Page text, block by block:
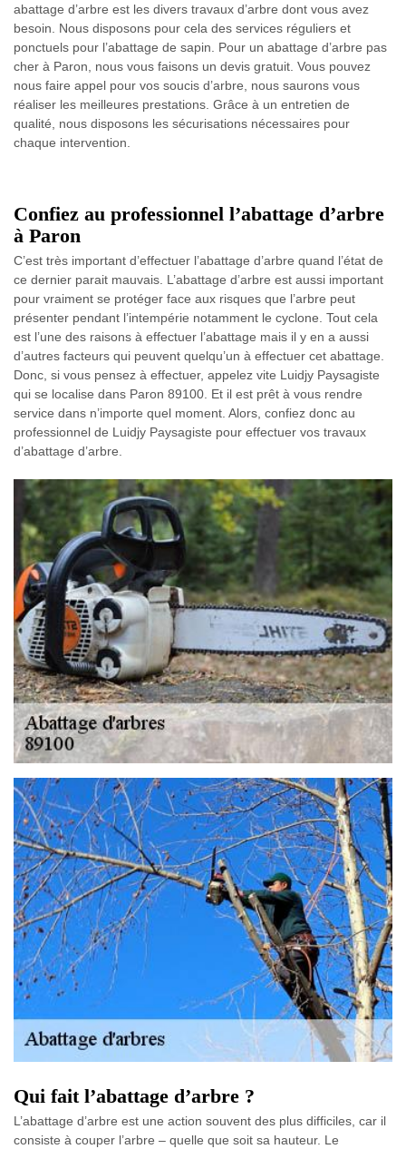
abattage d’arbre est les divers travaux d’arbre dont vous avez
besoin. Nous disposons pour cela des services réguliers et
ponctuels pour l’abattage de sapin. Pour un abattage d’arbre pas
cher à Paron, nous vous faisons un devis gratuit. Vous pouvez
nous faire appel pour vos soucis d’arbre, nous saurons vous
réaliser les meilleures prestations. Grâce à un entretien de
qualité, nous disposons les sécurisations nécessaires pour
chaque intervention.
Confiez au professionnel l’abattage d’arbre
à Paron
C’est très important d’effectuer l’abattage d’arbre quand l’état de
ce dernier parait mauvais. L’abattage d’arbre est aussi important
pour vraiment se protéger face aux risques que l’arbre peut
présenter pendant l’intempérie notamment le cyclone. Tout cela
est l’une des raisons à effectuer l’abattage mais il y en a aussi
d’autres facteurs qui peuvent quelqu’un à effectuer cet abattage.
Donc, si vous pensez à effectuer, appelez vite Luidjy Paysagiste
qui se localise dans Paron 89100. Et il est prêt à vous rendre
service dans n’importe quel moment. Alors, confiez donc au
professionnel de Luidjy Paysagiste pour effectuer vos travaux
d’abattage d’arbre.
Qui fait l’abattage d’arbre ?
L’abattage d’arbre est une action souvent des plus difficiles, car il
consiste à couper l’arbre – quelle que soit sa hauteur. Le